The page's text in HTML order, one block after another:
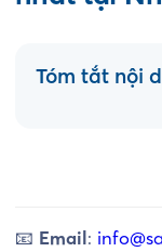
Tóm tắt nội
📧 Email: